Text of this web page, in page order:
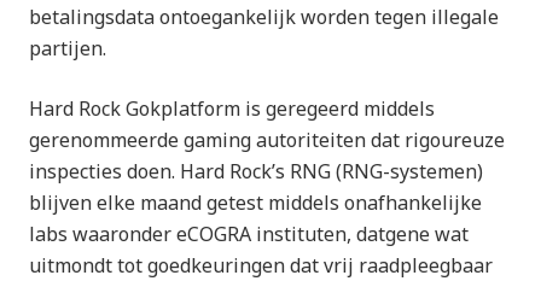
betalingsdata ontoegankelijk worden tegen illegale
partijen.
Hard Rock Gokplatform is geregeerd middels
gerenommeerde gaming autoriteiten dat rigoureuze
inspecties doen. Hard Rock’s RNG (RNG-systemen)
blijven elke maand getest middels onafhankelijke
labs waaronder eCOGRA instituten, datgene wat
uitmondt tot goedkeuringen dat vrij raadpleegbaar